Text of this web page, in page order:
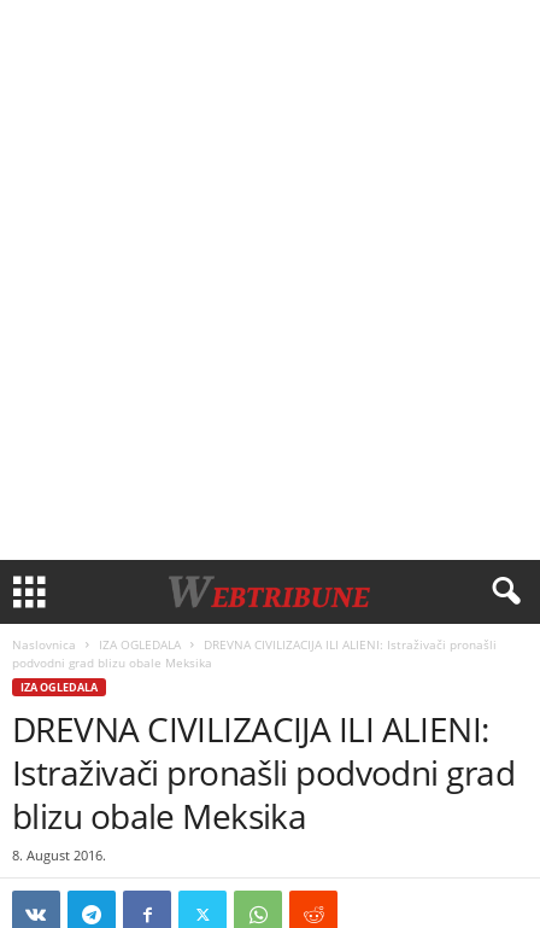
Naslovnica IZA OGLEDALA
DREVNA CIVILIZACIJA ILI ALIENI: Istraživači pronašli
podvodni grad blizu obale Meksika
IZA OGLEDALA
DREVNA CIVILIZACIJA ILI ALIENI:
Istraživači pronašli podvodni grad
blizu obale Meksika
8. August 2016.